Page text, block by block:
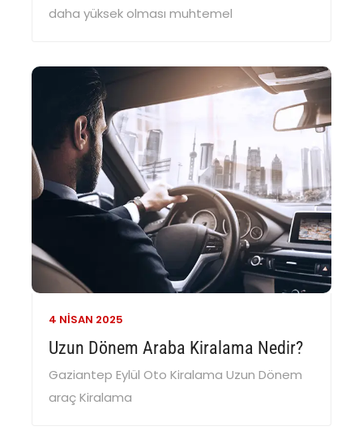
daha yüksek olması muhtemel
4 NISAN 2025
Uzun Dönem Araba Kiralama Nedir?
Gaziantep Eylül Oto Kiralama Uzun Dönem
araç Kiralama